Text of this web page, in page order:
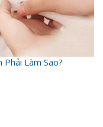
Làm Sao?